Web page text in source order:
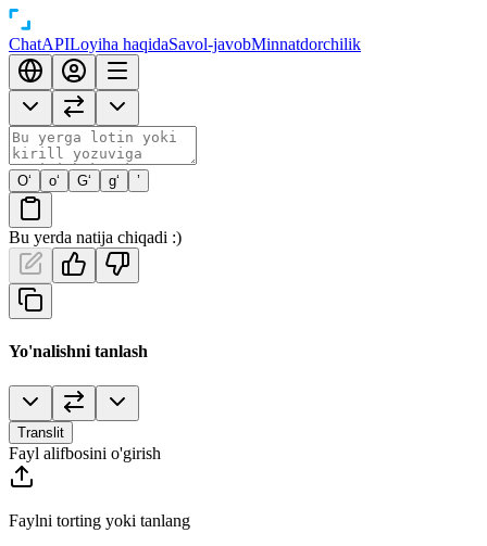
ChatAPILoyiha haqidaSavol-javobMinnatdorchilik
O‘ o‘ G‘ g‘ ’
Bu yerda natija chiqadi :)
Yo'nalishni tanlash
Translit
Fayl alifbosini o'girish
Faylni torting yoki tanlang